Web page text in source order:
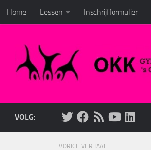
Doorgaan naar inhoud
Home Lessen Inschrijfformulier
VOLG:
VORIGE VERHAAL